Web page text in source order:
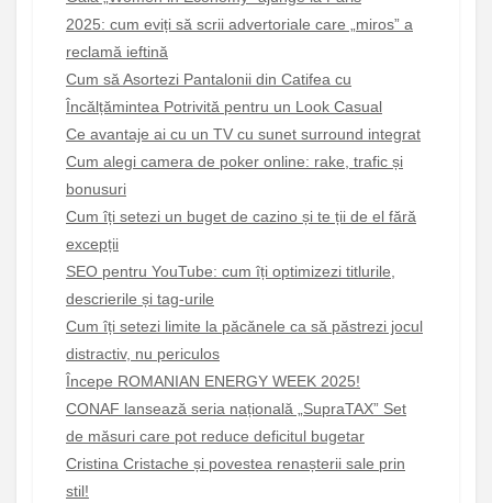
2025: cum eviți să scrii advertoriale care „miros” a
reclamă ieftină
Cum să Asortezi Pantalonii din Catifea cu
Încălțămintea Potrivită pentru un Look Casual
Ce avantaje ai cu un TV cu sunet surround integrat
Cum alegi camera de poker online: rake, trafic și
bonusuri
Cum îți setezi un buget de cazino și te ții de el fără
excepții
SEO pentru YouTube: cum îți optimizezi titlurile,
descrierile și tag-urile
Cum îți setezi limite la păcănele ca să păstrezi jocul
distractiv, nu periculos
Începe ROMANIAN ENERGY WEEK 2025!
CONAF lansează seria națională „SupraTAX” Set
de măsuri care pot reduce deficitul bugetar
Cristina Cristache și povestea renașterii sale prin
stil!